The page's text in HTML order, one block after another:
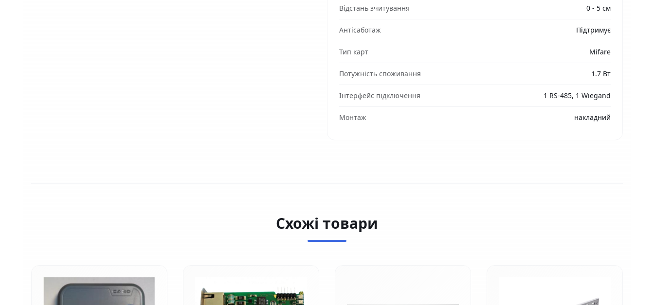
Відстань зчитування 0 - 5 см
Антісаботаж Підтримує
Тип карт Mifare
Потужність споживання 1.7 Вт
Інтерфейс підключення 1 RS-485, 1 Wiegand
Монтаж накладний
Схожі товари